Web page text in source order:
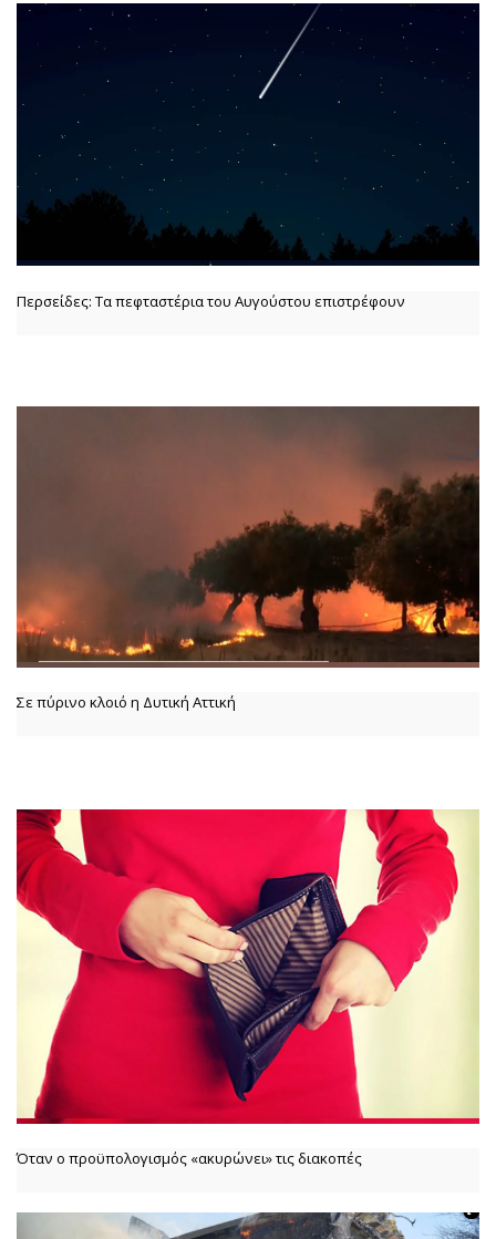
Περσείδες: Τα πεφταστέρια του Αυγούστου επιστρέφουν
Σε πύρινο κλοιό η Δυτική Αττική
Όταν ο προϋπολογισμός «ακυρώνει» τις διακοπές